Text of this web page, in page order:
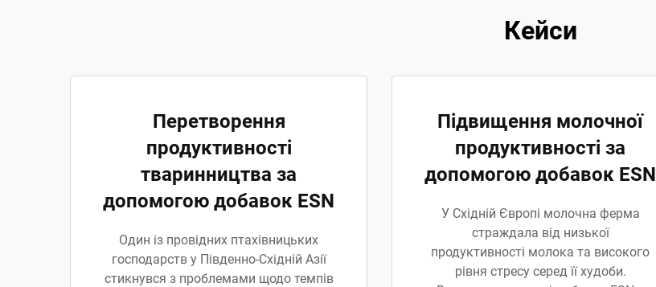
Кейси
Перетворення
продуктивності
тваринництва за
допомогою добавок ESN
Один із провідних птахівницьких
господарств у Південно-Східній Азії
стикнувся з проблемами щодо темпів
Підвищення молочної
продуктивності за
допомогою добавок ESN
У Східній Європі молочна ферма
страждала від низької
продуктивності молока та високого
рівня стресу серед її худоби.